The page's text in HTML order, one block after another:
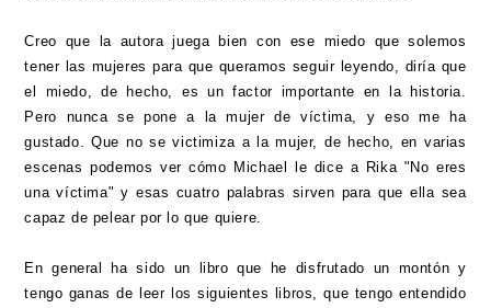
Creo que la autora juega bien con ese miedo que solemos
tener las mujeres para que queramos seguir leyendo, diría que
el miedo, de hecho, es un factor importante en la historia.
Pero nunca se pone a la mujer de víctima, y eso me ha
gustado. Que no se victimiza a la mujer, de hecho, en varias
escenas podemos ver cómo Michael le dice a Rika "No eres
una víctima" y esas cuatro palabras sirven para que ella sea
capaz de pelear por lo que quiere.
En general ha sido un libro que he disfrutado un montón y
tengo ganas de leer los siguientes libros, que tengo entendido